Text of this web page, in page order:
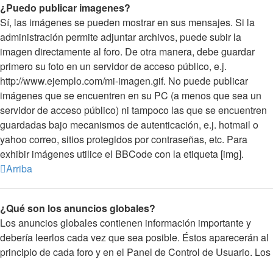
¿Puedo publicar imagenes?
Sí, las imágenes se pueden mostrar en sus mensajes. Si la
administración permite adjuntar archivos, puede subir la
imagen directamente al foro. De otra manera, debe guardar
primero su foto en un servidor de acceso público, e.j.
http://www.ejemplo.com/mi-imagen.gif. No puede publicar
imágenes que se encuentren en su PC (a menos que sea un
servidor de acceso público) ni tampoco las que se encuentren
guardadas bajo mecanismos de autenticación, e.j. hotmail o
yahoo correo, sitios protegidos por contraseñas, etc. Para
exhibir imágenes utilice el BBCode con la etiqueta [img].
Arriba
¿Qué son los anuncios globales?
Los anuncios globales contienen información importante y
debería leerlos cada vez que sea posible. Éstos aparecerán al
principio de cada foro y en el Panel de Control de Usuario. Los